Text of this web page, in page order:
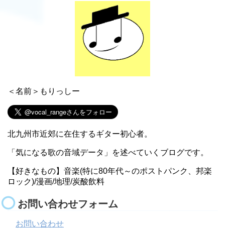
＜名前＞もりっしー
北九州市近郊に在住するギター初心者。
「気になる歌の音域データ」を述べていくブログです。
【好きなもの】音楽(特に80年代～のポストパンク、邦楽
ロック)/漫画/地理/炭酸飲料
お問い合わせフォーム
お問い合わせ